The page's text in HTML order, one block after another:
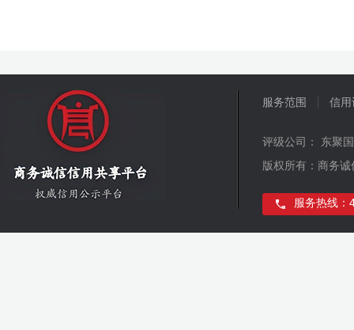
服务范围 信用
评级公司： 东聚
版权所有：商务
服务热线：